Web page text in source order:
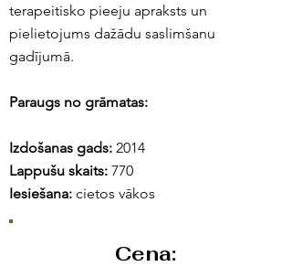
terapeitisko pieeju apraksts un
pielietojums dažādu saslimšanu
gadījumā.
Paraugs no grāmatas:
Izdošanas gads: 2014
Lappušu skaits: 770
Iesiešana: cietos vākos
Cena: